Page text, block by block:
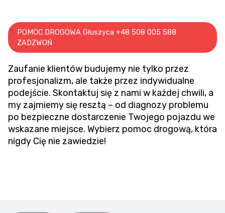
POMOC DROGOWA Głuszyca +48 508 005 588
ZADZWOŃ
Zaufanie klientów budujemy nie tylko przez
profesjonalizm, ale także przez indywidualne
podejście. Skontaktuj się z nami w każdej chwili, a
my zajmiemy się resztą – od diagnozy problemu
po bezpieczne dostarczenie Twojego pojazdu we
wskazane miejsce. Wybierz pomoc drogową, która
nigdy Cię nie zawiedzie!